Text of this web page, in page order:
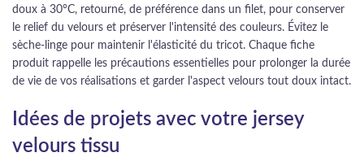
doux à 30°C, retourné, de préférence dans un filet, pour conserver
le relief du velours et préserver l'intensité des couleurs. Évitez le
sèche-linge pour maintenir l'élasticité du tricot. Chaque fiche
produit rappelle les précautions essentielles pour prolonger la durée
de vie de vos réalisations et garder l'aspect velours tout doux intact.
Idées de projets avec votre jersey
velours tissu